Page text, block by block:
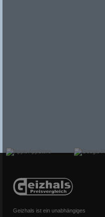
Geizhals ist ein unabhängiges